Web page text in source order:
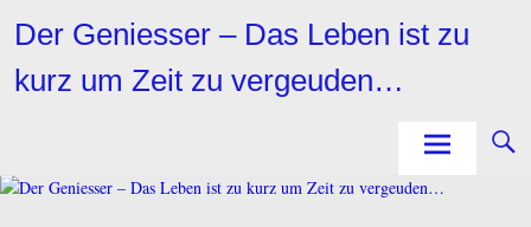
InhaltDer Geniesser – Das Leben ist zu
kurz um Zeit zu vergeuden…